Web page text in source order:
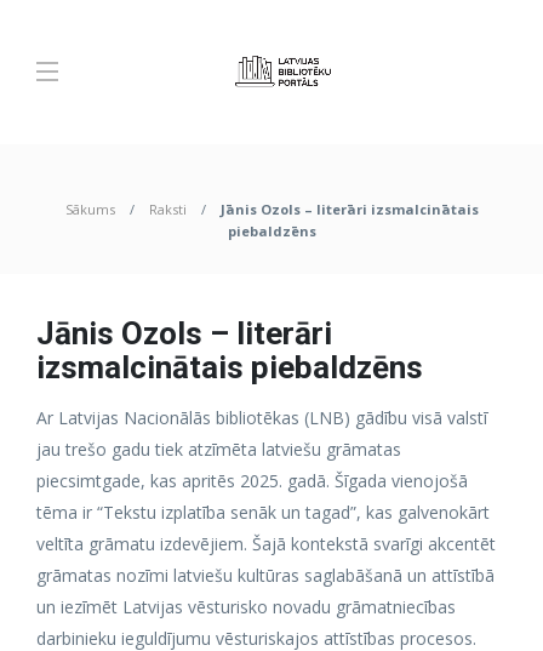
Sākums Raksti
Jānis Ozols – literāri izsmalcinātais
piebaldzēns
Jānis Ozols – literāri
izsmalcinātais piebaldzēns
Ar Latvijas Nacionālās bibliotēkas (LNB) gādību visā valstī
jau trešo gadu tiek atzīmēta latviešu grāmatas
piecsimtgade, kas apritēs 2025. gadā. Šīgada vienojošā
tēma ir “Tekstu izplatība senāk un tagad”, kas galvenokārt
veltīta grāmatu izdevējiem. Šajā kontekstā svarīgi akcentēt
grāmatas nozīmi latviešu kultūras saglabāšanā un attīstībā
un iezīmēt Latvijas vēsturisko novadu grāmatniecības
darbinieku ieguldījumu vēsturiskajos attīstības procesos.